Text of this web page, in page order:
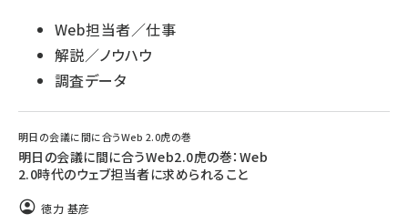
Web担当者／仕事
解説／ノウハウ
調査データ
明日の会議に間に合うWeb 2.0虎の巻
明日の会議に間に合うWeb2.0虎の巻：Web
2.0時代のウェブ担当者に求められること
徳力 基彦